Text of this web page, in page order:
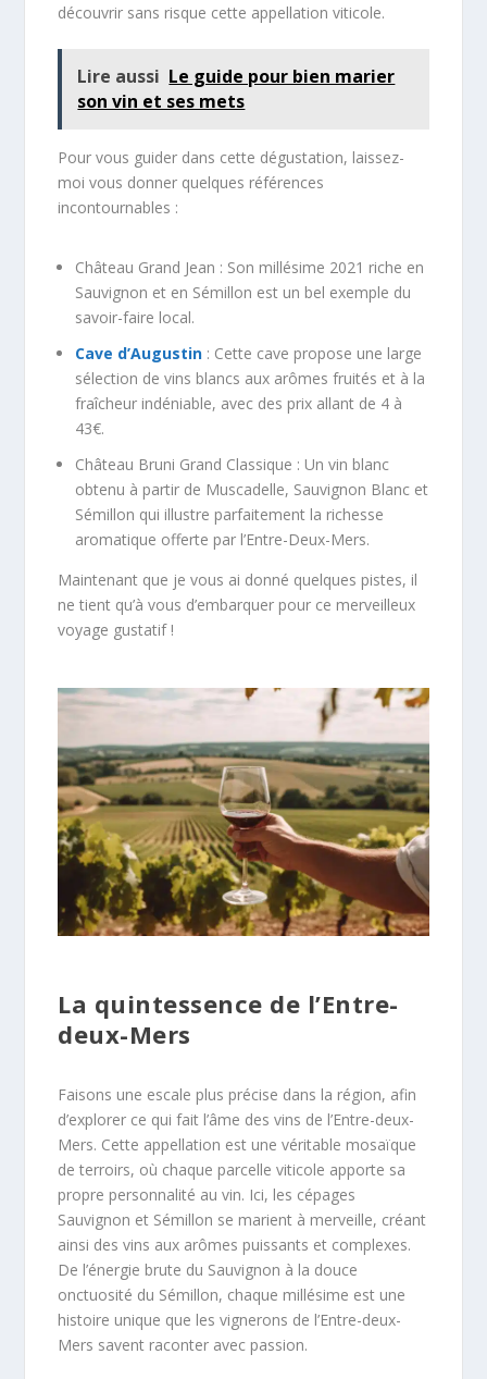
découvrir sans risque cette appellation viticole.
Lire aussi Le guide pour bien marier
son vin et ses mets
Pour vous guider dans cette dégustation, laissez-
moi vous donner quelques références
incontournables :
Château Grand Jean : Son millésime 2021 riche en
Sauvignon et en Sémillon est un bel exemple du
savoir-faire local.
Cave d’Augustin : Cette cave propose une large
sélection de vins blancs aux arômes fruités et à la
fraîcheur indéniable, avec des prix allant de 4 à
43€.
Château Bruni Grand Classique : Un vin blanc
obtenu à partir de Muscadelle, Sauvignon Blanc et
Sémillon qui illustre parfaitement la richesse
aromatique offerte par l’Entre-Deux-Mers.
Maintenant que je vous ai donné quelques pistes, il
ne tient qu’à vous d’embarquer pour ce merveilleux
voyage gustatif !
La quintessence de l’Entre-
deux-Mers
Faisons une escale plus précise dans la région, afin
d’explorer ce qui fait l’âme des vins de l’Entre-deux-
Mers. Cette appellation est une véritable mosaïque
de terroirs, où chaque parcelle viticole apporte sa
propre personnalité au vin. Ici, les cépages
Sauvignon et Sémillon se marient à merveille, créant
ainsi des vins aux arômes puissants et complexes.
De l’énergie brute du Sauvignon à la douce
onctuosité du Sémillon, chaque millésime est une
histoire unique que les vignerons de l’Entre-deux-
Mers savent raconter avec passion.